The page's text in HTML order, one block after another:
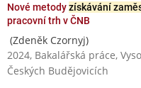
Nové metodyzískávání
pracovní trh v ČNB
(Zdeněk Czornyj)
2024, Bakalářská práce,
Českých Budějovicích